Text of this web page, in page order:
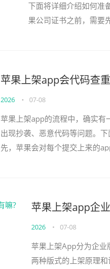
下面将详细介绍如何准
果公司证书之前，需要
苹果上架app会代码查
2026 • 07-08
苹果上架app的流程中，确实有
出现抄袭、恶意代码等问题。
先，苹果会对每个提交上来的
苹果上架app企
2026 • 07-08
苹果上架App分为企业
两种版式的上架原理